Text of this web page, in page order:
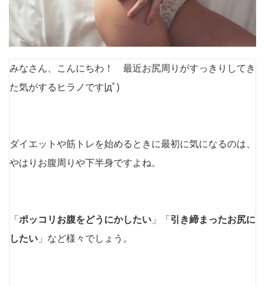
みなさん、こんにちわ！ 最近お尻周りがすっきりしてき
た気がするヒラノです|дﾟ)
ダイエットや筋トレを始めるときに最初に気になるのは、
やはりお腹周りや下半身ですよね。
「 ポッコリお腹をどうにかしたい 」「 引き締まったお尻に
したい 」など様々でしょう。